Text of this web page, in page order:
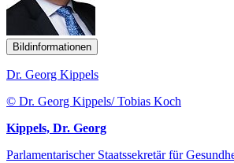
Bildinformationen
Dr. Georg Kippels
© Dr. Georg Kippels/ Tobias Koch
Kippels, Dr. Georg
Parlamentarischer Staatssekretär für